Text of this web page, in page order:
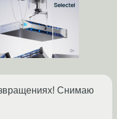
Снимаю